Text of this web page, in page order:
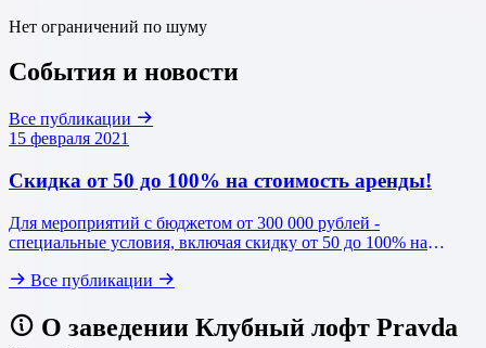
Нет ограничений по шуму
События и новости
Все публикации
15 февраля 2021
Скидка от 50 до 100% на стоимость аренды!
Для мероприятий с бюджетом от 300 000 рублей -
специальные условия, включая скидку от 50 до 100% на
Все публикации
О заведении Клубный лофт Pravda